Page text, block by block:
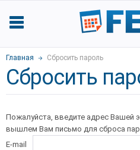
Главная Сбросить пароль
Сбросить
Пожалуйста, введите адрес Вашей
вышлем Вам письмо для сброса
E-mail